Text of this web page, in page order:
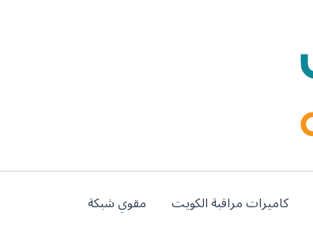
كاميرات مراقبة الكويت مقوي شبكة